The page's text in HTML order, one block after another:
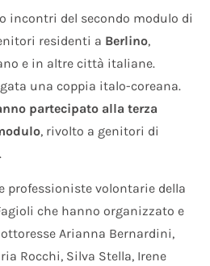
incontri del secondo modulo di
residenti a Berlino,
e in altre città italiane.
una coppia italo-coreana.
partecipato alla terza
, rivolto a genitori di
professioniste volontarie della
che hanno organizzato e
Arianna Bernardini,
Rocchi, Silva Stella, Irene